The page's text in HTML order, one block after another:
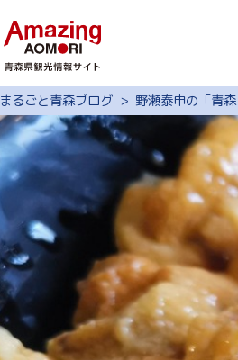
特集
スポット・体験
モデルコース
旅の予約
観光ガイド
サイト内検索
行きたいリスト
まるごと青森ブログ 野瀬泰申の「青